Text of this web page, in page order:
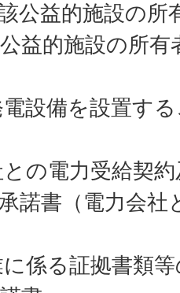
公益的施設の所
益的施設の所
設備を設置す
の電力受給契
諾書（電力会社
係る証拠書類